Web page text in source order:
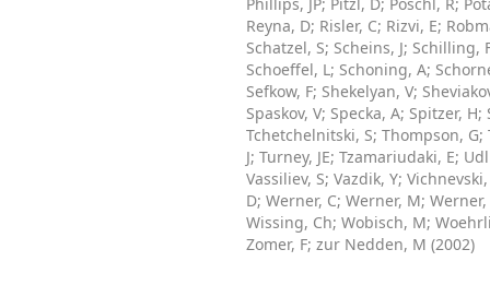
Reyna, D; Risler, C; Rizvi, E;
Schatzel, S; Scheins, J; Schilling,
Schoeffel, L; Schoning, A;
Sefkow, F; Shekelyan, V;
Spaskov, V; Specka, A; Spitzer, H;
Tchetchelnitski, S; Thompson, G;
J; Turney, JE; Tzamariudaki, E;
Vassiliev, S; Vazdik, Y;
D; Werner, C; Werner, M;
Wissing, Ch; Wobisch, M;
Zomer, F; zur Nedden, M (2002)